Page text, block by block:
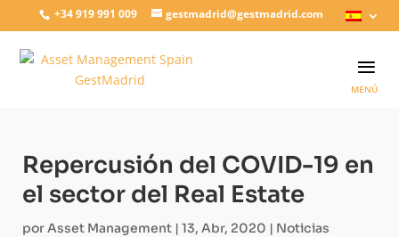
+34 919 991 009 gestmadrid@gestmadrid.com
Repercusión del COVID-19 en
el sector del Real Estate
porAsset Management | 13, Abr, 2020 | Noticias